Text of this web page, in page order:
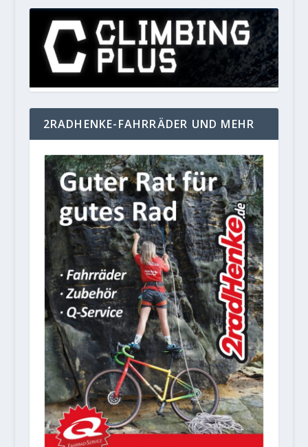
2RADHENKE-FAHRRÄDER UND MEHR